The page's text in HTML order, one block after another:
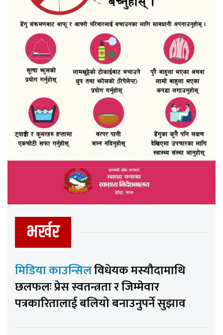
भर्खर
मिडिया काउन्सिलविधेयक मस्यौदामाथि
छलफलः प्रेस स्वतन्त्रता र जिम्मेवार
पत्रकारितालाई बलियो बनाउनुपर्ने सुझाव